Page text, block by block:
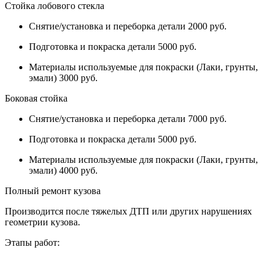
Стойка лобового стекла
Снятие/установка и переборка детали 2000 руб.
Подготовка и покраска детали 5000 руб.
Материалы используемые для покраски (Лаки, грунты,
эмали) 3000 руб.
Боковая стойка
Снятие/установка и переборка детали 7000 руб.
Подготовка и покраска детали 5000 руб.
Материалы используемые для покраски (Лаки, грунты,
эмали) 4000 руб.
Полный ремонт кузова
Производится после тяжелых ДТП или других нарушениях
геометрии кузова.
Этапы работ: